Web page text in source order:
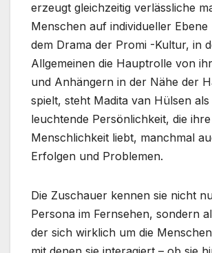
erzeugt gleichzeitig verlässliche
Menschen auf individueller
dem Drama der Promi -Kultur, in
Allgemeinen die Hauptrolle von
und Anhängern in der Nähe der
spielt, steht Madita van Hülsen als
leuchtende Persönlichkeit, die ihre
Menschlichkeit liebt, manchmal
Erfolgen und Problemen.
Die Zuschauer kennen sie nicht
Persona im Fernsehen, sondern
der sich wirklich um die